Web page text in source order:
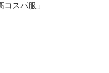
コスパ服」